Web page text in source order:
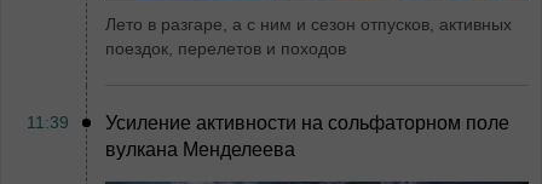
Лето в разгаре, а с ним и сезон отпусков, активных
поездок, перелетов и походов
11:39
Усиление активности на сольфаторном поле
вулкана Менделеева